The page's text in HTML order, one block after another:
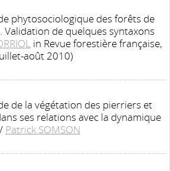
phytosociologique des forêts de
Validation de quelques syntaxons
in Revue forestière française,
août 2010)
de la végétation des pierriers et
ses relations avec la dynamique
/ Patrick SOMSON